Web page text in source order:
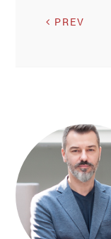
PREV